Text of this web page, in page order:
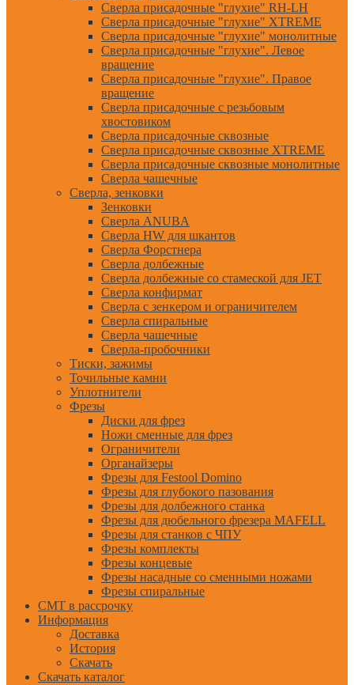
Сверла присадочные "глухие" RH-LH
Сверла присадочные "глухие" XTREME
Сверла присадочные "глухие" монолитные
Сверла присадочные "глухие". Левое
вращение
Сверла присадочные "глухие". Правое
вращение
Сверла присадочные с резьбовым
хвостовиком
Сверла присадочные сквозные
Сверла присадочные сквозные XTREME
Сверла присадочные сквозные монолитные
Сверла чашечные
Сверла, зенковки
Зенковки
Сверла ANUBA
Сверла HW для шкантов
Сверла Форстнера
Сверла долбежные
Сверла долбежные со стамеской для JET
Сверла конфирмат
Сверла с зенкером и ограничителем
Сверла спиральные
Сверла чашечные
Сверла-пробочники
Тиски, зажимы
Точильные камни
Уплотнители
Фрезы
Диски для фрез
Ножи сменные для фрез
Ограничители
Органайзеры
Фрезы для Festool Domino
Фрезы для глубокого пазования
Фрезы для долбежного станка
Фрезы для дюбельного фрезера MAFELL
Фрезы для станков с ЧПУ
Фрезы комплекты
Фрезы концевые
Фрезы насадные со сменными ножами
Фрезы спиральные
CMT в рассрочку
Информация
Доставка
История
Скачать
Скачать каталог